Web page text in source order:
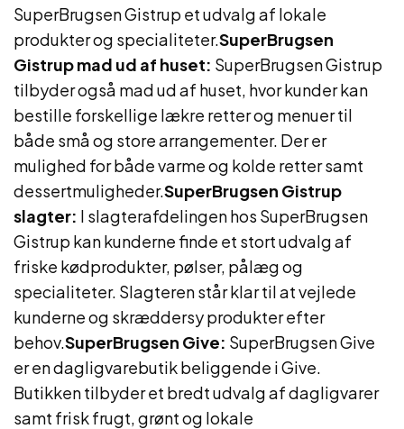
SuperBrugsen Gistrup et udvalg af lokale
produkter og specialiteter.SuperBrugsen
Gistrup mad ud af huset: SuperBrugsen Gistrup
tilbyder også mad ud af huset, hvor kunder kan
bestille forskellige lækre retter og menuer til
både små og store arrangementer. Der er
mulighed for både varme og kolde retter samt
dessertmuligheder.SuperBrugsen Gistrup
slagter: I slagterafdelingen hos SuperBrugsen
Gistrup kan kunderne finde et stort udvalg af
friske kødprodukter, pølser, pålæg og
specialiteter. Slagteren står klar til at vejlede
kunderne og skræddersy produkter efter
behov.SuperBrugsen Give: SuperBrugsen Give
er en dagligvarebutik beliggende i Give.
Butikken tilbyder et bredt udvalg af dagligvarer
samt frisk frugt, grønt og lokale